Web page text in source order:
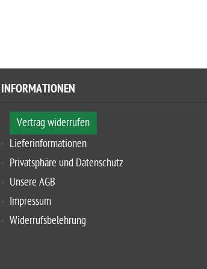
INFORMATIONEN
Vertrag widerrufen
Lieferinformationen
Privatsphäre und Datenschutz
Unsere AGB
Impressum
Widerrufsbelehrung